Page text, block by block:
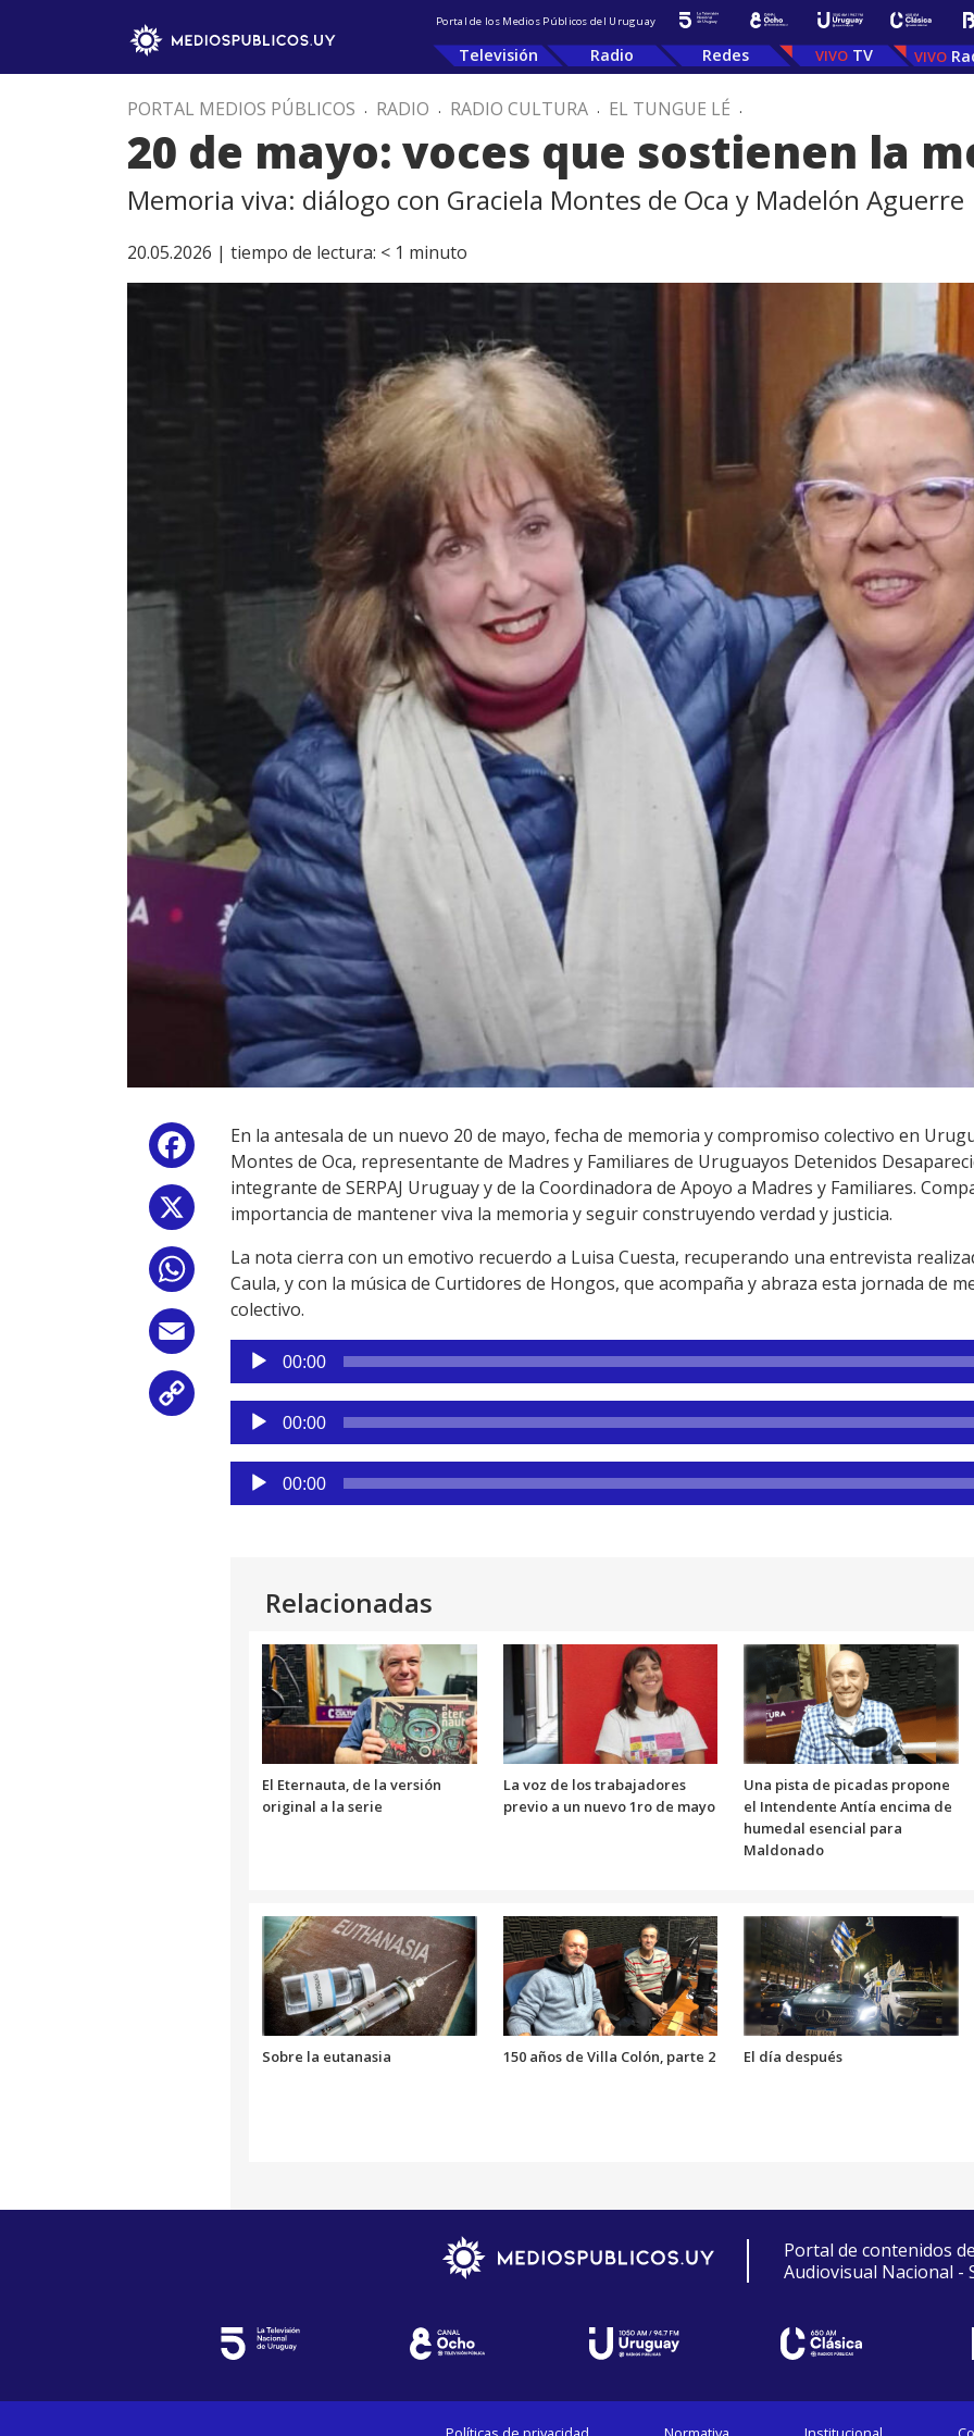
Portal de los Medios Públicos del Uruguay
Televisión Radio Redes TV
PORTAL MEDIOS PÚBLICOS . RADIO . RADIO CULTURA . EL TUNGUE LÉ .
20 de mayo: voces que sostienen la
Memoria viva: diálogo con Graciela Montes de Oca y Madelón Aguerre
20.05.2026 | tiempo de lectura: < 1 minuto
Facebook
WhatsApp
Email
Copy
Link
En la antesala de un nuevo 20 de mayo, fecha de memoria y compromiso colectivo en
Montes de Oca, representante de Madres y Familiares de Uruguayos Detenidos
integrante de SERPAJ Uruguay y de la Coordinadora de Apoyo a Madres y Familiares.
importancia de mantener viva la memoria y seguir construyendo verdad y justicia.
La nota cierra con un emotivo recuerdo a Luisa Cuesta, recuperando una entrevista
Caula, y con la música de Curtidores de Hongos, que acompaña y abraza esta jornada de
colectivo.
Reproductor
de
audio
00:00
Reproductor
de
audio
00:00
Reproductor
de
00:00
Relacionadas
El Eternauta, de la versión
original a la serie
La voz de los trabajadores
previo a un nuevo 1ro de mayo
Una pista de picadas propone
el Intendente Antía encima de
humedal esencial para
Maldonado
Sobre la eutanasia 150 años de Villa Colón, parte 2 El día después
Portal de contenidos
Audiovisual Nacional -